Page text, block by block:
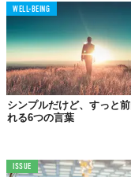
宇宙はあなたとい
ことを調べている
WELL-BEING
シンプルだけど、すっと
れる6つの言葉
ISSUE